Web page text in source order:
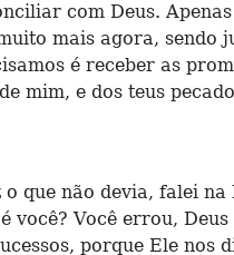
com Deus.
mais agora, sendo
é receber as
mim, e dos teus
que não devia, falei
Você errou,
porque Ele nos